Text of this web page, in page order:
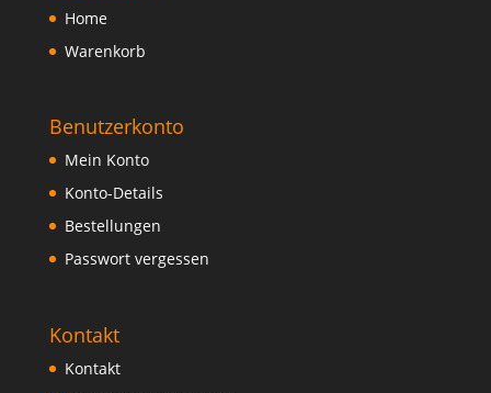
Home
Warenkorb
Benutzerkonto
Mein Konto
Konto-Details
Bestellungen
Passwort vergessen
Kontakt
Kontakt